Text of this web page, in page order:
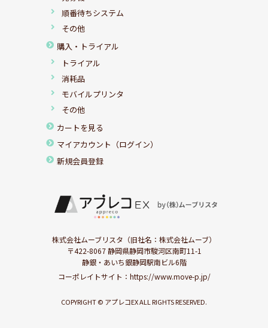
順番待ちシステム
その他
購入・トライアル
トライアル
消耗品
モバイルプリンタ
その他
カートを見る
マイアカウント（ログイン）
新規会員登録
株式会社ムーブリスタ（旧社名：株式会社ムーブ）
〒422-8067 静岡県静岡市駿河区南町11-1
静銀・あいち銀静岡駅南ビル6階
コーポレイトサイト： https://www.move-p.jp/
COPYRIGHT © アプレコEX ALL RIGHTS RESERVED.